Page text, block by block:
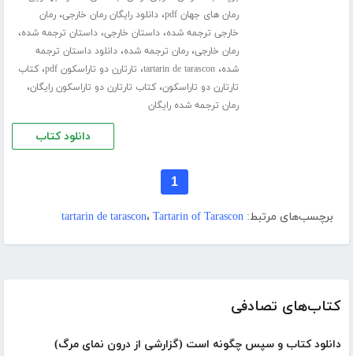
کتاب‌های تصادفی
دانلود کتاب و سپس چگونه است (گزارشی از درون نمای مرگ)
رمان های جهان pdf
،دانلود رایگان رمان خارجی،رمان
خارجی ترجمه شده،داستان خارجی،داستان ترجمه شده،
رمان خارجی،رمان ترجمه شده،دانلود داستان ترجمه
شده،tartarin de tarascon، تارتارن دو تاراسکون pdf ،کتاب
تارتارن دو تاراسکون،کتاب تارتارن دو تاراسکون رایگان،
رمان ترجمه شده رایگان
دانلود کتاب
1
برچسب‌های مرتبط: tartarin de tarascon، Tartarin of Tarascon